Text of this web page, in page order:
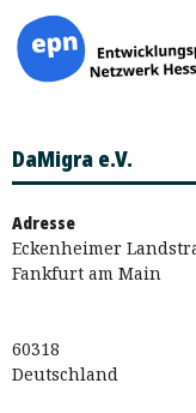
Inhalt
springen
DaMigra e.V.
Adresse
Eckenheimer
Fankfurt am Main
60318
Deutschland